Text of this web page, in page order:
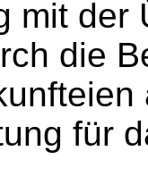
mit der
die
für